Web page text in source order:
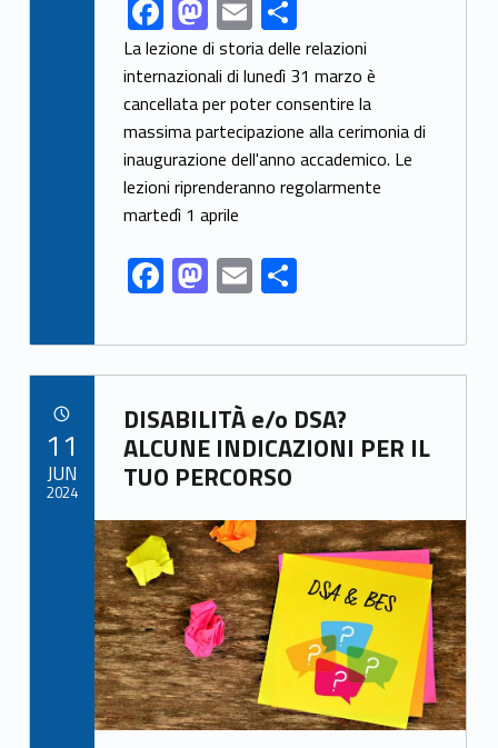
F
ac
e
b
o
o
k
M
as
to
d
o
n
E
m
ai
l
S
h
ar
e
La lezione di storia delle relazioni
internazionali di lunedì 31 marzo è
cancellata per poter consentire la
massima partecipazione alla cerimonia di
inaugurazione dell'anno accademico. Le
lezioni riprenderanno regolarmente
martedì 1 aprile
F
ac
e
b
o
o
k
M
as
to
d
o
n
E
m
ai
l
S
ar
e
Link identifier archive #link-archive-92125
DISABILITÀ e/o DSA?
ALCUNE INDICAZIONI PER IL
TUO PERCORSO
Link identifier archive #link-archive-thumb-soap-7564
11
JUN
2024